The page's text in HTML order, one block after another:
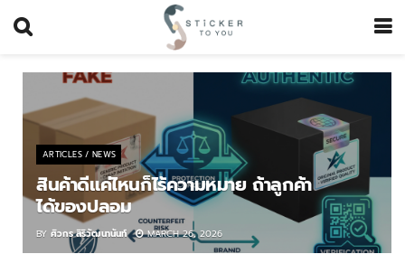
ARTICLES / NEWS
สินค้าดีแค่ไหนก็ไร้ความหมาย ถ้าลูกค้า
ได้ของปลอม
BY ศิวกร สิริวัฒนานันท์ MARCH 26, 2026